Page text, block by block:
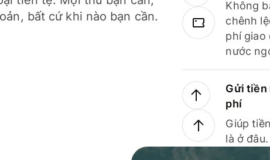
bất cứ khi nào bạn cần.
Không
chênh
phí giao
nước
Gửi tiền
phí
Giúp
là ở đâu.